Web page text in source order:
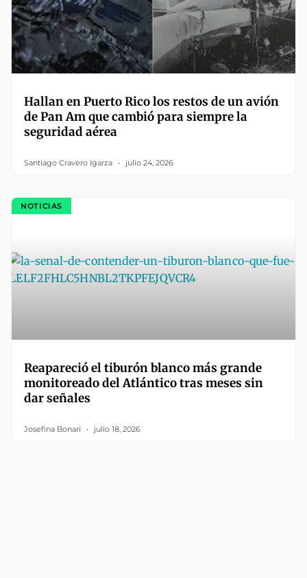
Hallan en Puerto Rico los restos de un avión
de Pan Am que cambió para siempre la
seguridad aérea
Santiago Cravero Igarza julio 24, 2026
NOTICIAS
Reapareció el tiburón blanco más grande
monitoreado del Atlántico tras meses sin
dar señales
Josefina Bonari julio 18, 2026